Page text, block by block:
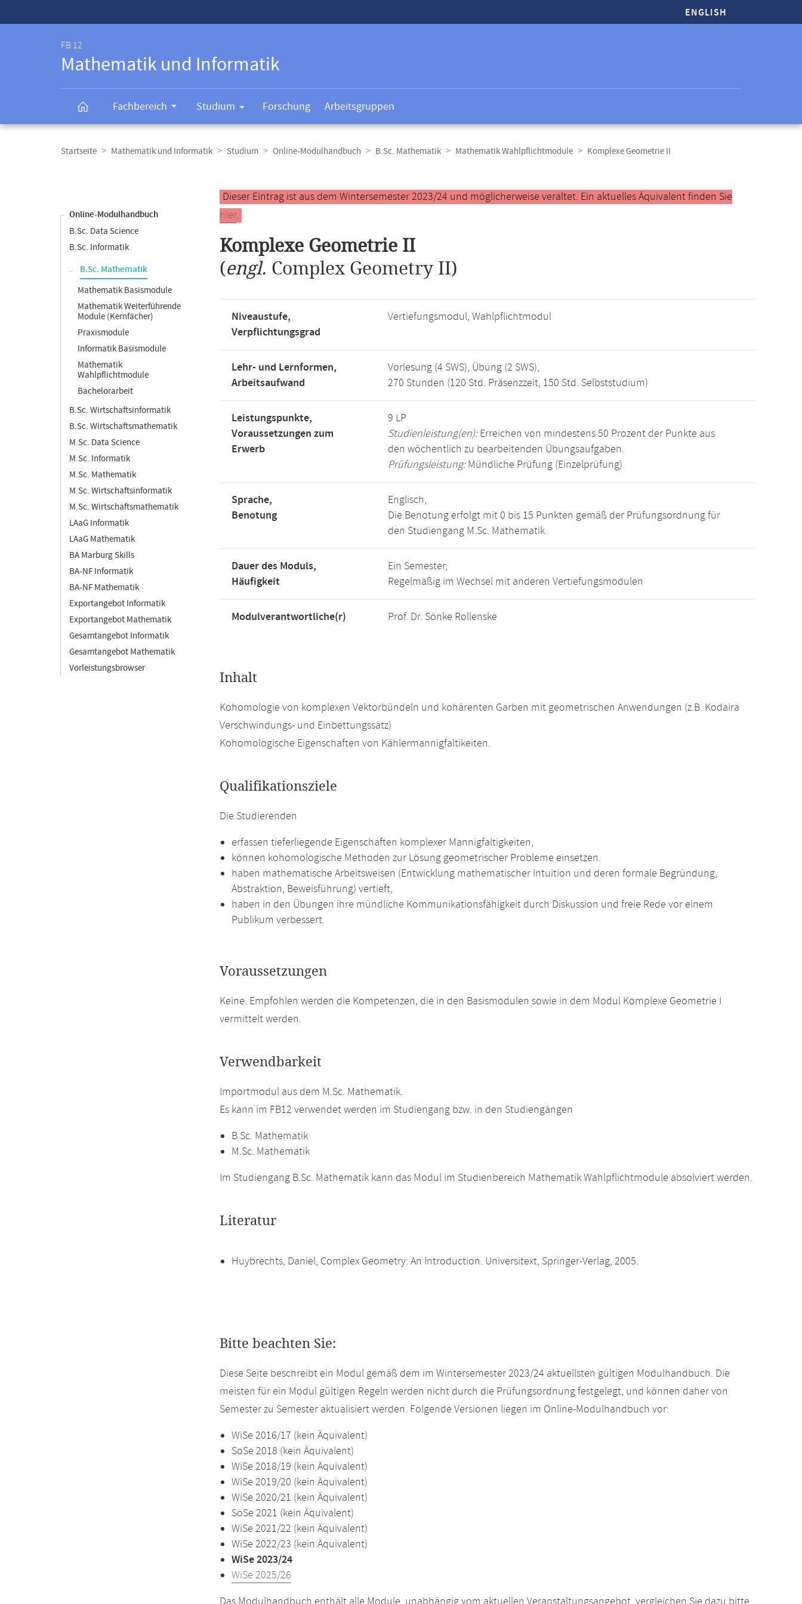
ENGLISH
FB 12
Mathematik und Informatik
Fachbereich Studium Forschung Arbeitsgruppen
Navigation
Startseite Mathematik und Informatik Studium Online-Modulhandbuch B.Sc. Mathematik Mathematik Wahlpflichtmodule Komplexe Geometrie II
Online-Modulhandbuch
B.Sc. Data Science
B.Sc. Informatik
B.Sc. Mathematik
Mathematik Basismodule
Mathematik Weiterführende
Module (Kernfächer)
Praxismodule
Informatik Basismodule
Mathematik
Wahlpflichtmodule
Bachelorarbeit
B.Sc. Wirtschaftsinformatik
B.Sc. Wirtschaftsmathematik
M.Sc. Data Science
M.Sc. Informatik
M.Sc. Mathematik
M.Sc. Wirtschaftsinformatik
M.Sc. Wirtschaftsmathematik
LAaG Informatik
LAaG Mathematik
BA Marburg Skills
BA-NF Informatik
BA-NF Mathematik
Exportangebot Informatik
Exportangebot Mathematik
Gesamtangebot Informatik
Gesamtangebot Mathematik
Vorleistungsbrowser
Hauptinhalt
Dieser Eintrag ist aus dem Wintersemester 2023/24 und möglicherweise veraltet. Ein aktuelles Äquivalent finden Sie
hier.
Komplexe Geometrie II
(engl. Complex Geometry II)
Niveaustufe,
Verpflichtungsgrad
Vertiefungsmodul, Wahlpflichtmodul
Lehr- und Lernformen,
Arbeitsaufwand
Vorlesung (4 SWS), Übung (2 SWS),
270 Stunden (120 Std. Präsenzzeit, 150 Std. Selbststudium)
Leistungspunkte,
Voraussetzungen zum
Erwerb
9 LP
Studienleistung(en):Erreichen von mindestens 50 Prozent der Punkte aus
den wöchentlich zu bearbeitenden Übungsaufgaben.
Prüfungsleistung:Mündliche Prüfung (Einzelprüfung)
Sprache,
Benotung
Englisch,
Die Benotung erfolgt mit 0 bis 15 Punkten gemäß der Prüfungsordnung für
den Studiengang M.Sc. Mathematik.
Dauer des Moduls,
Häufigkeit
Ein Semester,
Regelmäßig im Wechsel mit anderen Vertiefungsmodulen
Modulverantwortliche(r) Prof. Dr. Sönke Rollenske
Inhalt
Kohomologie von komplexen Vektorbündeln und kohärenten Garben mit geometrischen Anwendungen (z.B. Kodaira
Verschwindungs- und Einbettungssatz)
Kohomologische Eigenschaften von Kählermannigfaltikeiten.
Qualifikationsziele
Die Studierenden
erfassen tieferliegende Eigenschaften komplexer Mannigfaltigkeiten,
können kohomologische Methoden zur Lösung geometrischer Probleme einsetzen.
haben mathematische Arbeitsweisen (Entwicklung mathematischer Intuition und deren formale Begründung,
Abstraktion, Beweisführung) vertieft,
haben in den Übungen ihre mündliche Kommunikationsfähigkeit durch Diskussion und freie Rede vor einem
Publikum verbessert.
Voraussetzungen
Keine. Empfohlen werden die Kompetenzen, die in den Basismodulen sowie in dem Modul Komplexe Geometrie I
vermittelt werden.
Verwendbarkeit
Importmodul aus dem M.Sc. Mathematik.
Es kann im FB12 verwendet werden im Studiengang bzw. in den Studiengängen
B.Sc. Mathematik
M.Sc. Mathematik
Im Studiengang B.Sc. Mathematik kann das Modul im Studienbereich Mathematik Wahlpflichtmodule absolviert werden.
Literatur
Huybrechts, Daniel, Complex Geometry: An Introduction. Universitext, Springer-Verlag, 2005.
Bitte beachten Sie:
Diese Seite beschreibt ein Modul gemäß dem im Wintersemester 2023/24 aktuellsten gültigen Modulhandbuch. Die
meisten für ein Modul gültigen Regeln werden nicht durch die Prüfungsordnung festgelegt, und können daher von
Semester zu Semester aktualisiert werden. Folgende Versionen liegen im Online-Modulhandbuch vor:
WiSe 2016/17 (kein Äquivalent)
SoSe 2018 (kein Äquivalent)
WiSe 2018/19 (kein Äquivalent)
WiSe 2019/20 (kein Äquivalent)
WiSe 2020/21 (kein Äquivalent)
SoSe 2021 (kein Äquivalent)
WiSe 2021/22 (kein Äquivalent)
WiSe 2022/23 (kein Äquivalent)
WiSe 2023/24
WiSe 2025/26